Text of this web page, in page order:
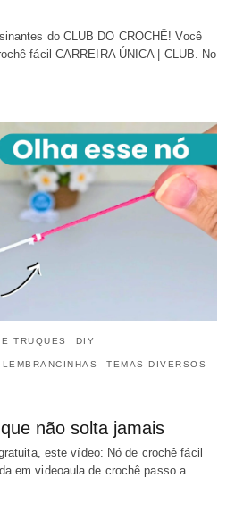
do CLUB DO CROCHÊ! Você
fácil CARREIRA ÚNICA | CLUB. No
TRUQUES DIY
TEMAS DIVERSOS
não solta jamais
este vídeo: Nó de crochê fácil
em videoaula de crochê passo a